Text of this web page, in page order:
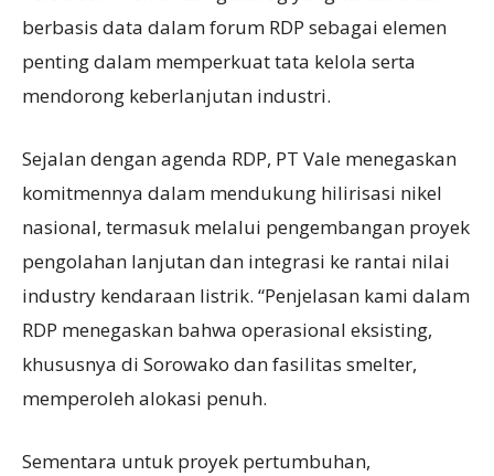
berbasis data dalam forum RDP sebagai elemen
penting dalam memperkuat tata kelola serta
mendorong keberlanjutan industri.
Sejalan dengan agenda RDP, PT Vale menegaskan
komitmennya dalam mendukung hilirisasi nikel
nasional, termasuk melalui pengembangan proyek
pengolahan lanjutan dan integrasi ke rantai nilai
industry kendaraan listrik. “Penjelasan kami dalam
RDP menegaskan bahwa operasional eksisting,
khususnya di Sorowako dan fasilitas smelter,
memperoleh alokasi penuh.
Sementara untuk proyek pertumbuhan,